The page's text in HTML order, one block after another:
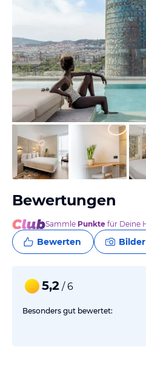
von Expedia
Bewertungen
Sammle Punkte für Deine
Bewerten
5,2 / 6
Besonders gut bewertet: